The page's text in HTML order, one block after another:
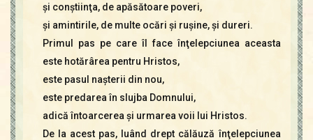
şi conştiinţa, de apăsătoare poveri,
şi amintirile, de multe ocări şi ruşine, şi dureri.
Primul pas pe care îl face înţelepciunea aceasta
este hotărârea pentru Hristos,
este pasul naşterii din nou,
este predarea în slujba Domnului,
adică întoarcerea şi urmarea voii lui Hristos.
De la acest pas, luând drept călăuză înţelepciunea